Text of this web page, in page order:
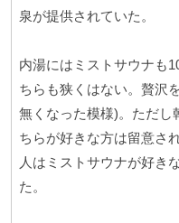
泉が提供されていた。
内湯にはミストサウナも
ちらも狭くはない。贅沢
無くなった模様)。ただし
ちらが好きな方は留意さ
人はミストサウナが好き
た。